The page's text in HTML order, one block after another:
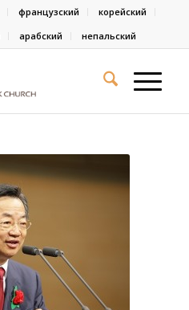
французский
корейский
арабский непальский